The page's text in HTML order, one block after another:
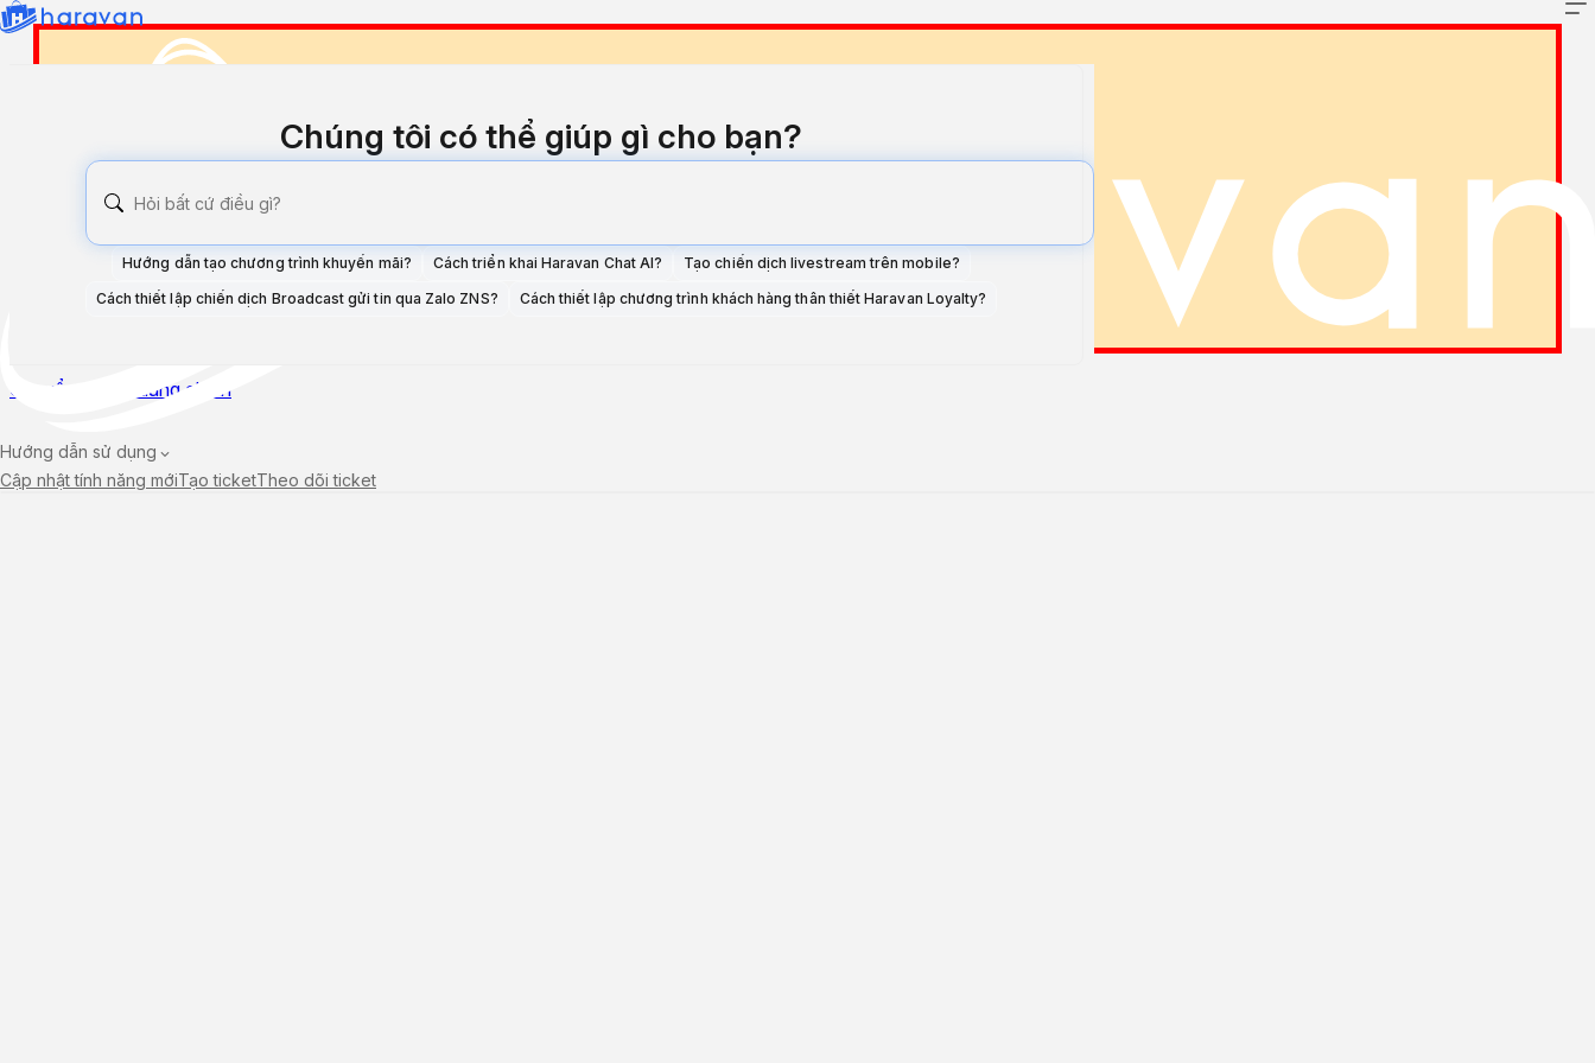
Your Docusaurus site did not load properly.
A very common reason is a wrong site
Current configured baseUrl =
We suggest trying baseUrl =/
Chuyển tới nội dung chính
Hướng dẫn sử dụng
Cập nhật tính năng mớiTạo ticketTheo dõi ticket
Chúng tôi có thể giúp gì cho bạn?
Hướng dẫn tạo chương trình khuyến mãi? Cách triển khai Haravan Chat AI?
Tạo chiến dịch livestream trên mobile?
Cách thiết lập chiến dịch Broadcast gửi tin qua Zalo ZNS?
Cách thiết lập chương trình khách hàng thân thiết Haravan Loyalty?